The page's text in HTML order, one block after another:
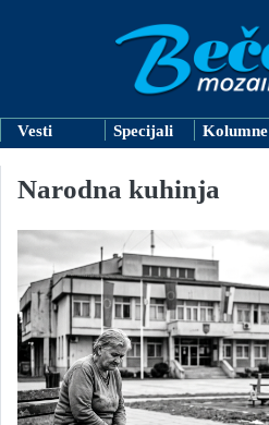
Vesti Specijali Kolumne
Narodna kuhinja